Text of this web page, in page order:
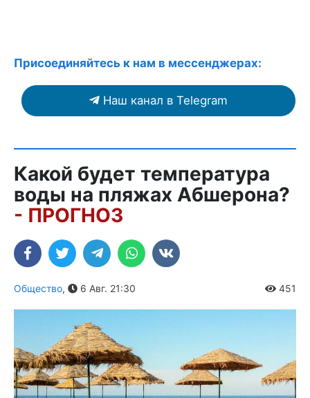
Присоединяйтесь к нам в мессенджерах:
Наш канал в Telegram
Какой будет температура
воды на пляжах Абшерона?
- ПРОГНОЗ
Общество, 6 Авг. 21:30 451